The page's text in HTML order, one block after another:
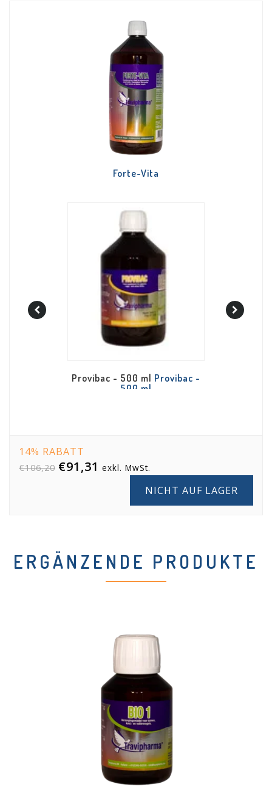
Forte-Vita
Provibac - 500 ml Provibac -
500 ml
14% RABATT
€106,20 €91,31 exkl. MwSt.
NICHT AUF LAGER
ERGÄNZENDE PRODUKTE